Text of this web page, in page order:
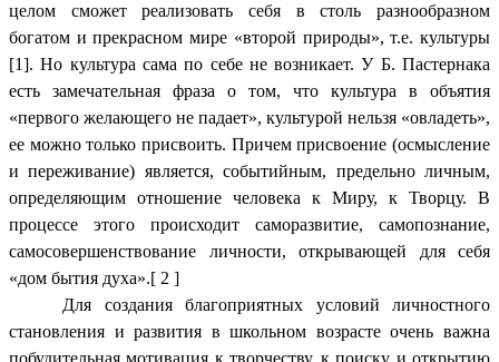
целом сможет реализовать себя в столь разнообразном
богатом и прекрасном мире «второй природы», т.е. культуры
[1]. Но культура сама по себе не возникает. У Б. Пастернака
есть замечательная фраза о том, что культура в объятия
«первого желающего не падает», культурой нельзя «овладеть»,
ее можно только присвоить. Причем присвоение (осмысление
и переживание) является, событийным, предельно личным,
определяющим отношение человека к Миру, к Творцу. В
процессе этого происходит саморазвитие, самопознание,
самосовершенствование личности, открывающей для себя
«дом бытия духа».[ 2 ]
Для создания благоприятных условий личностного
становления и развития в школьном возрасте очень важна